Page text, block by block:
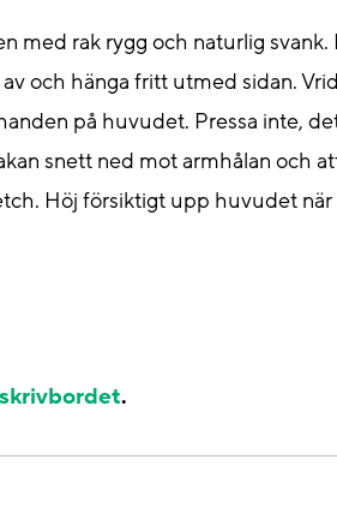
med rak rygg och naturlig svank. I
och hänga fritt utmed sidan. Vrid
på huvudet. Pressa inte,
snett ned mot armhålan och
Höj försiktigt upp huvudet när
.